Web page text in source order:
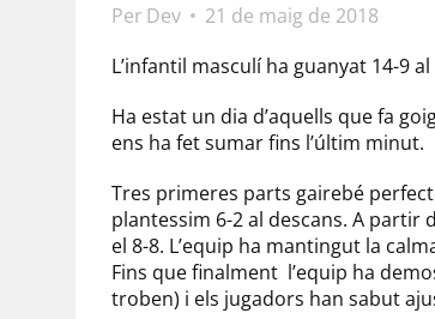
Per Dev
21 de maig de 2018
L’infantil masculí ha guanyat 14-9
Ha estat un dia d’aquells que fa
ens ha fet sumar fins l’últim minut.
Tres primeres parts gairebé
plantessim 6-2 al descans. A partir
el 8-8. L’equip ha mantingut la
Fins que finalment l’equip ha
troben) i els jugadors han sabut